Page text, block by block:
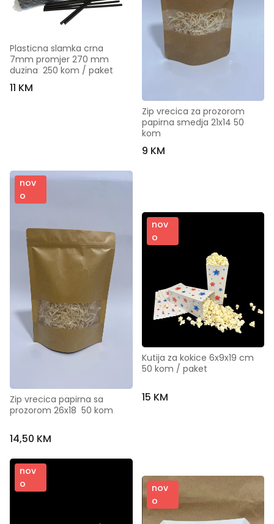
Plasticna slamka crna
7mm promjer 270 mm
duzina  250 kom / paket
11 KM
Zip vrecica za prozorom
papirna smedja 21x14 50
kom
9 KM
nov
o
Zip vrecica papirna sa
prozorom 26x18  50 kom
14,50 KM
nov
o
Kutija za kokice 6x9x19 cm
50 kom / paket
15 KM
nov
o
nov
o